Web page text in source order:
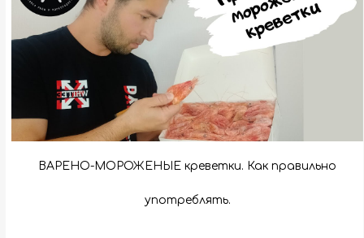
ВАРЕНО-МОРОЖЕНЫЕ креветки. Как правильно
употреблять.